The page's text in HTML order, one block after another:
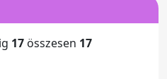
17 összesen 17